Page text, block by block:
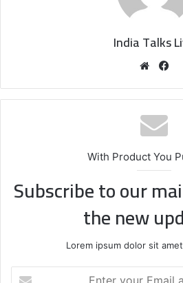
India Talks
We
te
With Product You
Subscribe to our
the new
Lorem ipsum dolor sit